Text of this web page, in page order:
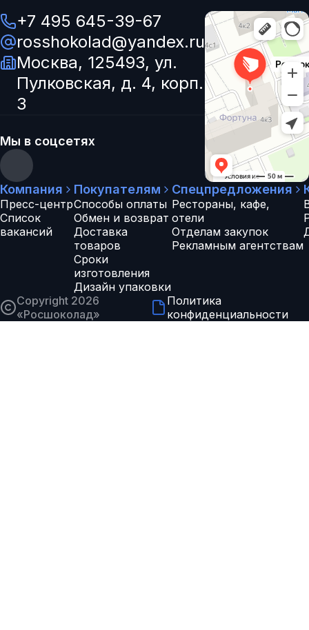
+7 495 645-39-67
rosshokolad@yandex.ru
Москва, 125493, ул.
Пулковская, д. 4, корп.
3
Мы в соцсетях
Компания
Пресс-центр
Список
вакансий
Покупателям
Способы оплаты
Обмен и возврат
Доставка
товаров
Сроки
изготовления
Дизайн упаковки
Спецпредложения
Рестораны, кафе,
отели
Отделам закупок
Рекламным агентствам
Copyright 2026
«Росшоколад»
Политика
конфиденциальности